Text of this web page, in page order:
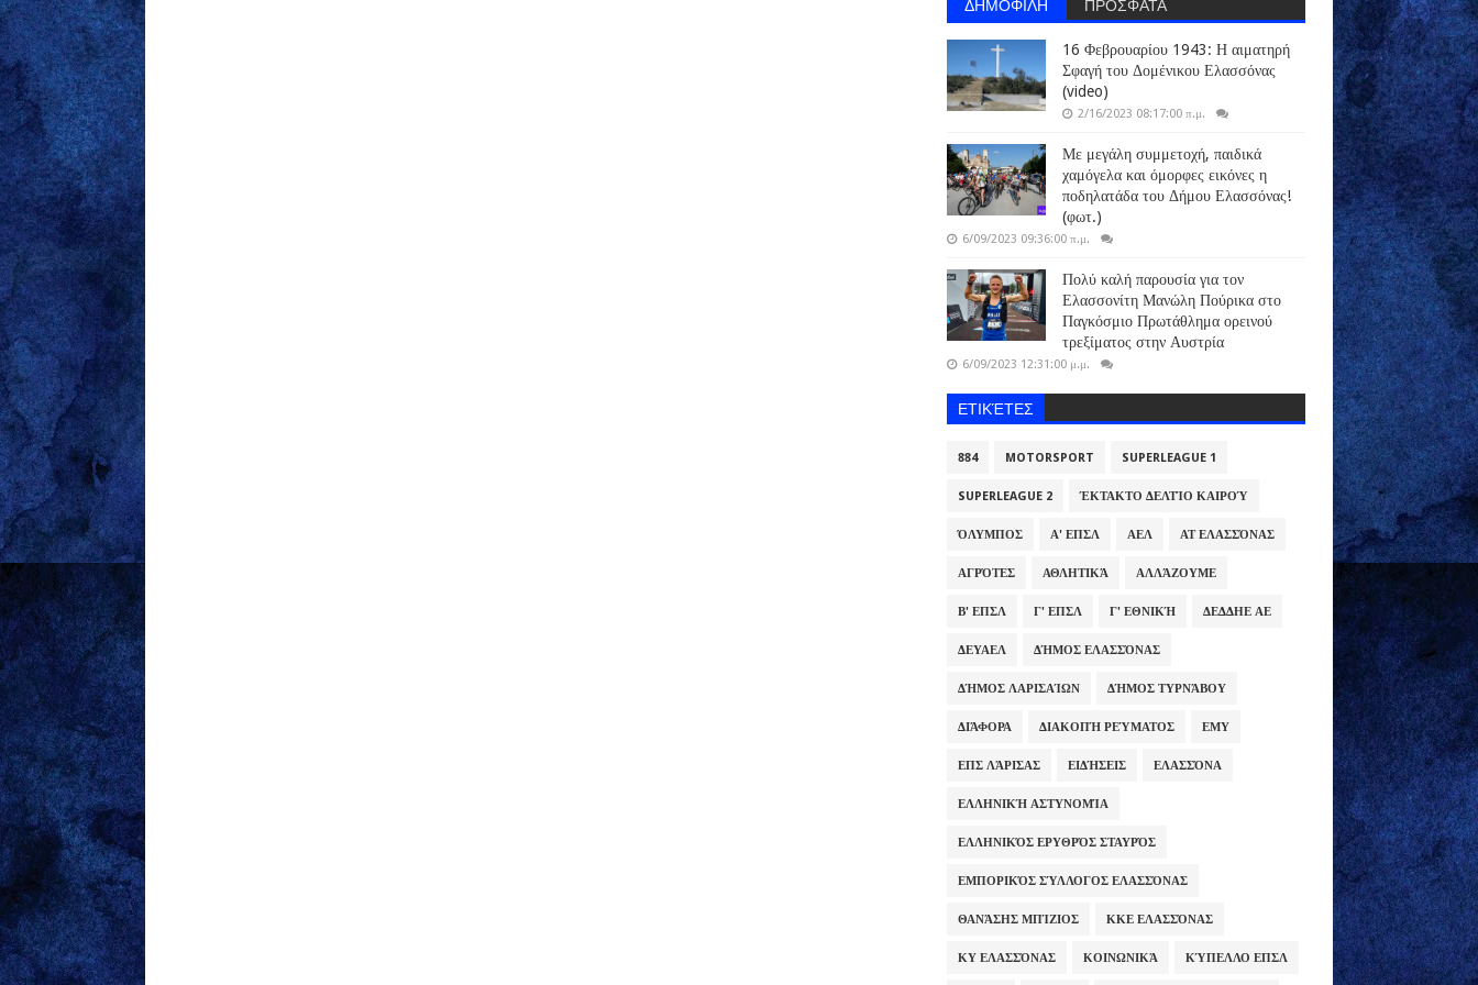
16 Φεβρουαρίου 1943: Η αιματηρή
Σφαγή του Δομένικου Ελασσόνας
(video)
2/16/2023 08:17:00 π.μ.
Με μεγάλη συμμετοχή, παιδικά
χαμόγελα και όμορφες εικόνες η
ποδηλατάδα του Δήμου Ελασσόνας!
(φωτ.)
6/09/2023 09:36:00 π.μ.
Πολύ καλή παρουσία για τον
Ελασσονίτη Μανώλη Πούρικα στο
Παγκόσμιο Πρωτάθλημα ορεινού
τρεξίματος στην Αυστρία
6/09/2023 12:31:00 μ.μ.
ΕΤΙΚΈΤΕΣ
884 MOTORSPORT SUPERLEAGUE 1
SUPERLEAGUE 2 ΈΚΤΑΚΤΟ ΔΕΛΤΊΟ ΚΑΙΡΟΎ
ΌΛΥΜΠΟΣ Α' ΕΠΣΛ ΑΕΛ ΑΤ ΕΛΑΣΣΌΝΑΣ
ΑΓΡΌΤΕΣ ΑΘΛΗΤΙΚΆ ΑΛΛΆΖΟΥΜΕ
Β' ΕΠΣΛ Γ' ΕΠΣΛ Γ' ΕΘΝΙΚΉ ΔΕΔΔΗΕ ΑΕ
ΔΕΥΑΕΛ ΔΉΜΟΣ ΕΛΑΣΣΌΝΑΣ
ΔΉΜΟΣ ΛΑΡΙΣΑΊΩΝ ΔΉΜΟΣ ΤΥΡΝΆΒΟΥ
ΔΙΆΦΟΡΑ ΔΙΑΚΟΠΉ ΡΕΎΜΑΤΟΣ ΕΜΥ
ΕΠΣ ΛΆΡΙΣΑΣ ΕΙΔΉΣΕΙΣ ΕΛΑΣΣΌΝΑ
ΕΛΛΗΝΙΚΉ ΑΣΤΥΝΟΜΊΑ
ΕΛΛΗΝΙΚΌΣ ΕΡΥΘΡΌΣ ΣΤΑΥΡΌΣ
ΕΜΠΟΡΙΚΌΣ ΣΎΛΛΟΓΟΣ ΕΛΑΣΣΌΝΑΣ
ΘΑΝΆΣΗΣ ΜΠΊΖΙΟΣ ΚΚΕ ΕΛΑΣΣΌΝΑΣ
ΚΥ ΕΛΑΣΣΌΝΑΣ ΚΟΙΝΩΝΙΚΆ ΚΎΠΕΛΛΟ ΕΠΣΛ